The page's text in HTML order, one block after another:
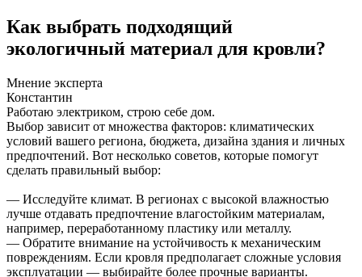
Как выбрать подходящий
экологичный материал для кровли?
Мнение эксперта
Константин
Работаю электриком, строю себе дом.
Выбор зависит от множества факторов: климатических
условий вашего региона, бюджета, дизайна здания и личных
предпочтений. Вот несколько советов, которые помогут
сделать правильный выбор:
— Исследуйте климат. В регионах с высокой влажностью
лучше отдавать предпочтение влагостойким материалам,
например, переработанному пластику или металлу.
— Обратите внимание на устойчивость к механическим
повреждениям. Если кровля предполагает сложные условия
эксплуатации — выбирайте более прочные варианты.